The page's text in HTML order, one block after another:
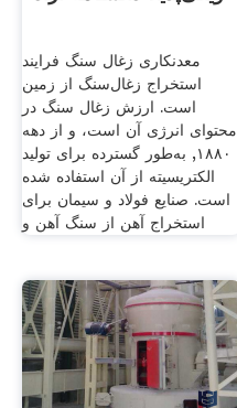
معدنکاری زغال سنگ فرایند
استخراج زغال‌سنگ از زمین
است. ارزش زغال سنگ در
محتوای انرژی آن است، و از دهه
۱۸۸۰, به‌طور گسترده برای تولید
الکتریسیته از آن استفاده شده
است. صنایع فولاد و سیمان برای
استخراج آهن از سنگ آهن و